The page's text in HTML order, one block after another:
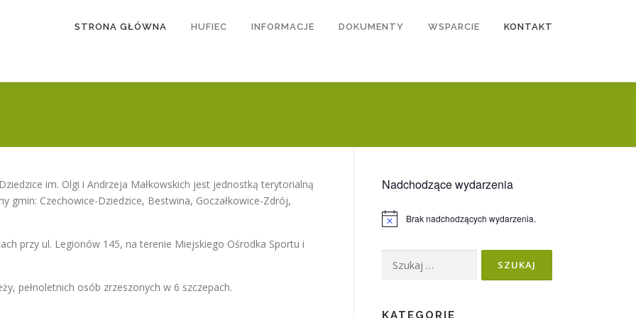
STRONA GŁÓWNA HUFIEC INFORMACJE DOKUMENTY WSPARCIE KONTAKT
im. Olgi i Andrzeja Małkowskich jest jednostką terytorialną
gmin: Czechowice-Dziedzice, Bestwina, Goczałkowice-Zdrój,
przy ul. Legionów 145, na terenie Miejskiego Ośrodka Sportu i
pełnoletnich osób zrzeszonych w 6 szczepach.
Nadchodzące wydarzenia
Powiadomienie
Brak nadchodzących wydarzenia.
KATEGORIE